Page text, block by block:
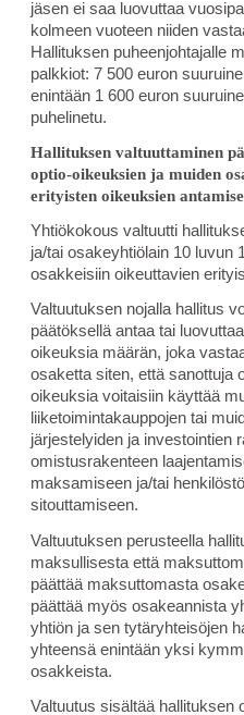
jäsen ei saa luovuttaa
kolmeen vuoteen niiden
Hallituksen puheenjohtajalle
palkkiot: 7 500 euron
enintään 1 600 euron
puhelinetu.
Hallituksen valtuuttaminen
optio-oikeuksien ja muiden
erityisten oikeuksien
Yhtiökokous valtuutti
ja/tai osakeyhtiölain 10 luvun
osakkeisiin oikeuttavien
Valtuutuksen nojalla hallitus
päätöksellä antaa tai
oikeuksia määrän, joka
osaketta siten, että sanottuja
oikeuksia voitaisiin käyttää
liiketoimintakauppojen tai
järjestelyiden ja investointien
omistusrakenteen
maksamiseen ja/tai
sitouttamiseen.
Valtuutuksen perusteella
maksullisesta että
päättää maksuttomasta
päättää myös osakeannista
yhtiön ja sen tytäryhteisöjen
yhteensä enintään yksi
osakkeista.
Valtuutus sisältää hallituksen